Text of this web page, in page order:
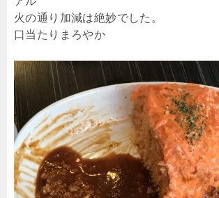
火の通り加減は絶妙でした。
口当たりまろやか